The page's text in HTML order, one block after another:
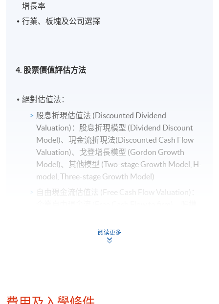
增長率
行業、板塊及公司選擇
4. 股票價值評估方法
絕對估值法：
股息折現估值法 (Discounted Dividend
Valuation)：股息折現模型 (Dividend Discount
Model)、現金流折現法(Discounted Cash Flow
Valuation)、戈登增長模型 (Gordon Growth
Model)、其他模型 (Two-stage Growth Model, H-
model, Three-stage Growth Model)
自由現金流估值法 (Free Cash Flow Valuation)：
(Terminal Value)、估值模型 (Single-stage
FCFF/FCFE Model, Two-stage FCFF/FCFE
股票價值評估應用及選股例子
阅读更多